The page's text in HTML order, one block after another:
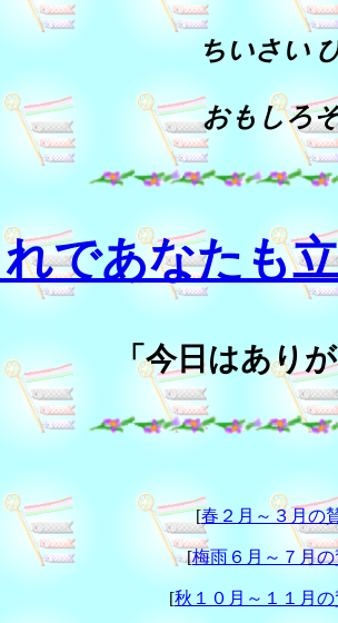
ちいさい
おもしろ
であなたも
「今日はあり
[春２月～３月の
[梅雨６月～７月
[秋１０月～１１月